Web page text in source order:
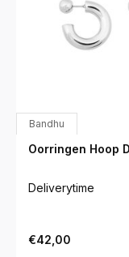
Bandhu
Oorringen Hoop
Deliverytime
€42,00